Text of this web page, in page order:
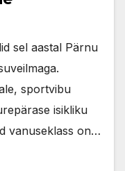
sel aastal Pärnu
sportvibu
isikliku
vanuseklass on…